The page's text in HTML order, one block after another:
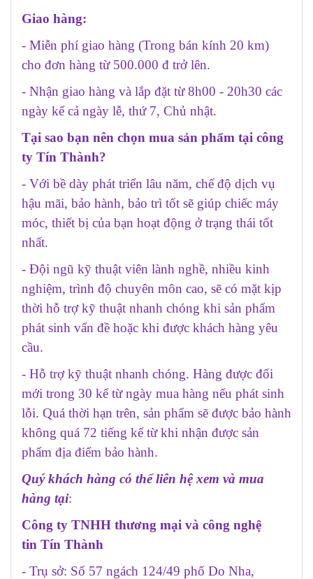
Giao hàng:
- Miễn phí giao hàng (Trong bán kính 20 km)
cho đơn hàng từ 500.000 đ trở lên.
- Nhận giao hàng và lắp đặt từ 8h00 - 20h30 các
ngày kể cả ngày lễ, thứ 7, Chủ nhật.
Tại sao bạn nên chọn mua sản phẩm tại công
ty Tín Thành?
- Với bề dày phát triển lâu năm, chế độ dịch vụ
hậu mãi, bảo hành, bảo trì tốt sẽ giúp chiếc máy
móc, thiết bị của bạn hoạt động ở trạng thái tốt
nhất.
- Đội ngũ kỹ thuật viên lành nghề, nhiều kinh
nghiệm, trình độ chuyên môn cao, sẽ có mặt kịp
thời hỗ trợ kỹ thuật nhanh chóng khi sản phẩm
phát sinh vấn đề hoặc khi được khách hàng yêu
cầu.
- Hỗ trợ kỹ thuật nhanh chóng. Hàng được đổi
mới trong 30 kể từ ngày mua hàng nếu phát sinh
lỗi. Quá thời hạn trên, sản phẩm sẽ được bảo hành
không quá 72 tiếng kể từ khi nhận được sản
phẩm địa điểm bảo hành.
Quý khách hàng có thể liên hệ xem và mua
hàng tại:
Công ty TNHH thương mại và công nghệ
tin Tín Thành
- Trụ sở: Số 57 ngách 124/49 phố Do Nha,